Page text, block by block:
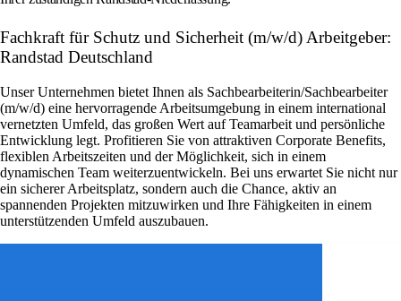
Fachkraft für Schutz und Sicherheit (m/w/d) Arbeitgeber:
Randstad Deutschland
Unser Unternehmen bietet Ihnen als Sachbearbeiterin/Sachbearbeiter
(m/w/d) eine hervorragende Arbeitsumgebung in einem international
vernetzten Umfeld, das großen Wert auf Teamarbeit und persönliche
Entwicklung legt. Profitieren Sie von attraktiven Corporate Benefits,
flexiblen Arbeitszeiten und der Möglichkeit, sich in einem
dynamischen Team weiterzuentwickeln. Bei uns erwartet Sie nicht nur
ein sicherer Arbeitsplatz, sondern auch die Chance, aktiv an
spannenden Projekten mitzuwirken und Ihre Fähigkeiten in einem
unterstützenden Umfeld auszubauen.